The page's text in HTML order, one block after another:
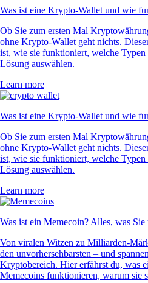
Was ist eine Krypto-Wallet und wie
Ob Sie zum ersten Mal
ohne Krypto-Wallet geht nichts.
ist, wie sie funktioniert, welche Typen
Lösung auswählen.
Learn more
Was ist eine Krypto-Wallet und wie
Ob Sie zum ersten Mal
ohne Krypto-Wallet geht nichts.
ist, wie sie funktioniert, welche Typen
Lösung auswählen.
Learn more
Was ist ein Memecoin? Alles, was
Von viralen Witzen zu Milliarden-
den unvorhersehbarsten – und
Kryptobereich. Hier erfährst du, was
Memecoins funktionieren, warum sie